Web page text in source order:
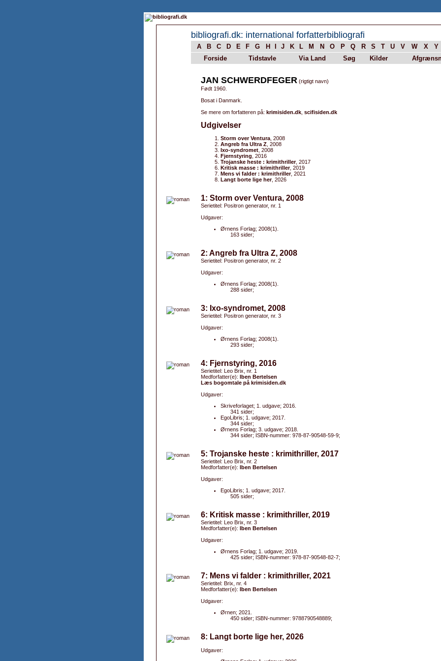
bibliografi.dk: international forfatterbibliografi
A B C D E F G H J K L M N O P Q R S T U V W X Y
Forside
Tidstavle Via Land Søg Kilder
JAN SCHWERDFEGER (rigtigt navn)
Født 1960.
Bosat i Danmark.
Se mere om forfatteren på: krimisiden.dk scifisiden.dk
Udgivelser
Storm over Ventura , 2008
Angreb fra Ultra Z , 2008
Ixo-syndromet , 2008
Fjernstyring , 2016
Trojanske heste : krimithriller, 2017
Kritisk masse : krimithriller, 2019
Mens vi falder : krimithriller, 2021
Langt borte lige her, 2026
1: Storm over Ventura, 2008
Serietitel: Positron generator, nr. 1
Udgaver:
Ørnens Forlag; 2008(1).
163 sider;
2: Angreb fra Ultra Z, 2008
Serietitel: Positron generator, nr. 2
Udgaver:
Ørnens Forlag; 2008(1).
288 sider;
3: Ixo-syndromet, 2008
Serietitel: Positron generator, nr. 3
Udgaver:
Ørnens Forlag; 2008(1).
293 sider;
4: Fjernstyring, 2016
Serietitel: Leo Brix, nr. 1
Medforfatter(e): Iben Bertelsen
Læs bogomtale på krimisiden.dk
Udgaver:
Skriveforlaget; 1. udgave; 2016.
341 sider;
EgoLibris; 1. udgave; 2017.
344 sider;
Ørnens Forlag; 3. udgave; 2018.
344 sider; ISBN-nummer: 978-87-90548-59-9;
5: Trojanske heste : krimithriller, 2017
Serietitel: Leo Brix, nr. 2
Medforfatter(e): Iben Bertelsen
Udgaver:
EgoLibris; 1. udgave; 2017.
505 sider;
6: Kritisk masse : krimithriller, 2019
Serietitel: Leo Brix, nr. 3
Medforfatter(e): Iben Bertelsen
Udgaver:
Ørnens Forlag; 1. udgave; 2019.
425 sider; ISBN-nummer: 978-87-90548-82-7;
7: Mens vi falder : krimithriller, 2021
Serietitel: Brix, nr. 4
Medforfatter(e): Iben Bertelsen
Udgaver:
Ørnen; 2021.
450 sider; ISBN-nummer: 9788790548889;
8: Langt borte lige her, 2026
Udgaver: